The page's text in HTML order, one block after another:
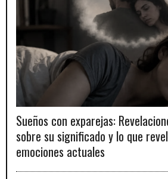
Sueños con exparejas:
sobre su significado y lo que
emociones actuales